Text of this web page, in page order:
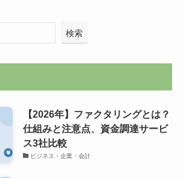
検索
【2026年】ファクタリングとは？
仕組みと注意点、資金調達サービ
ス3社比較
ビジネス・企業・会計